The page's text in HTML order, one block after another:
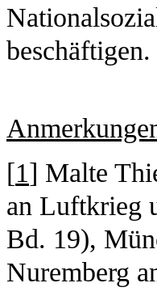
beschäftigen.
[1] Malte
an Luftkrieg
Bd. 19),
Nuremberg